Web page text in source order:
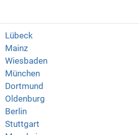
Lübeck
Mainz
Wiesbaden
München
Dortmund
Oldenburg
Berlin
Stuttgart